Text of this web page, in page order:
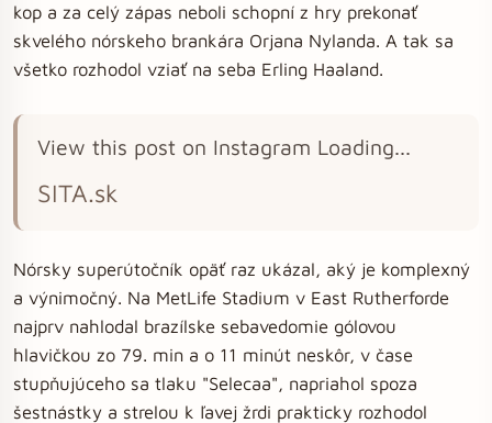
kop a za celý zápas neboli schopní z hry prekonať
skvelého nórskeho brankára Orjana Nylanda. A tak sa
všetko rozhodol vziať na seba Erling Haaland.
View this post on Instagram Loading...
SITA.sk
Nórsky superútočník opäť raz ukázal, aký je komplexný
a výnimočný. Na MetLife Stadium v East Rutherforde
najprv nahlodal brazílske sebavedomie gólovou
hlavičkou zo 79. min a o 11 minút neskôr, v čase
stupňujúceho sa tlaku "Selecaa", napriahol spoza
šestnástky a strelou k ľavej žrdi prakticky rozhodol